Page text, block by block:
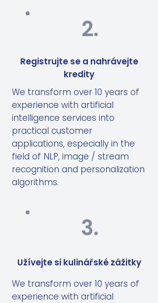
2.
Registrujte se a nahrávejte
kredity
We transform over 10 years of
experience with artificial
intelligence services into
practical customer
applications, especially in the
field of NLP, image / stream
recognition and personalization
algorithms.
3.
Užívejte si kulinářské zážitky
We transform over 10 years of
experience with artificial